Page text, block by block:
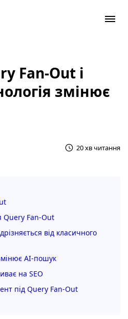
Fan-Out і
змінює
20 хв читання
Query Fan-Out
від класичного
AI-пошук
на SEO
під Query Fan-Out